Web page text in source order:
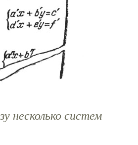
несколько систем